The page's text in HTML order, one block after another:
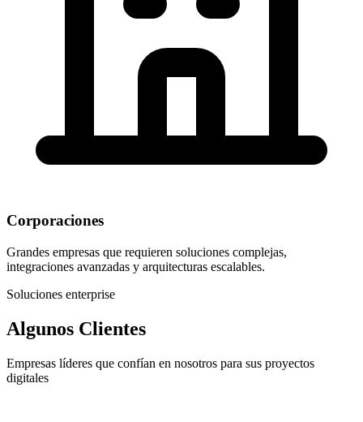
Corporaciones
Grandes empresas que requieren soluciones complejas,
integraciones avanzadas y arquitecturas escalables.
Soluciones enterprise
Algunos Clientes
Empresas líderes que confían en nosotros para sus proyectos
digitales